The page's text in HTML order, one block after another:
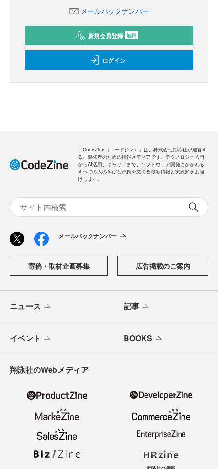
メールバックナンバー
新規会員登録 無料
ログイン
「CodeZine（コードジン）」は、株式会社翔泳社が運営す
る、開発者のための情報メディアです。テクノロジー入門
からAI活用、キャリアまで、ソフトウェア開発にかかわる
すべての人の学びと成長を支える最新情報と実践知をお届
けします。
メールバックナンバー
寄稿・取材企画募集 広告掲載のご案内
ニュース 記事
イベント BOOKS
翔泳社のWebメディア